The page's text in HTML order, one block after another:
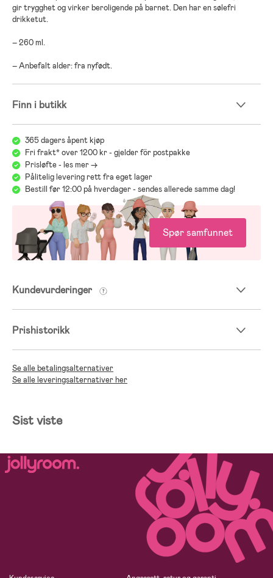
gir trygghet og virker beroligende på barnet. Den har en sølefri
drikketut.
– 260 ml.
– Anbefalt alder: fra nyfødt.
Finn i butikk
365 dagers åpent kjøp
Fri frakt* over 1200 kr - gjelder för postpakke
Prisløfte - les mer ->
Pålitelig levering rett fra eget lager
Bestill før 12:00 på hverdager - sendes allerede samme dag!
Spør samfunnet
Kundevurderinger
Prishistorikk
Se alle betalingsalternativer
Se alle leveringsalternativer her
Sist viste